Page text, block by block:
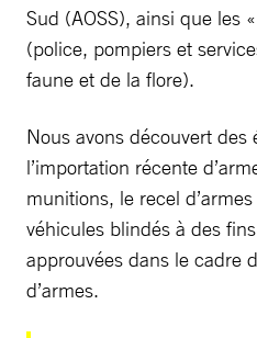
Sud (AOSS), ainsi que les
(police, pompiers et
faune et de la flore).
Nous avons découvert des
l’importation récente
munitions, le recel
véhicules blindés à des
approuvées dans le cadre
d’armes.